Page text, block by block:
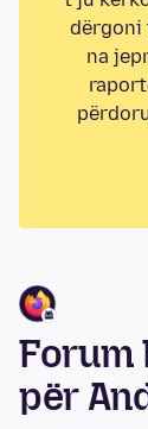
dërgoni
na
Forum
për